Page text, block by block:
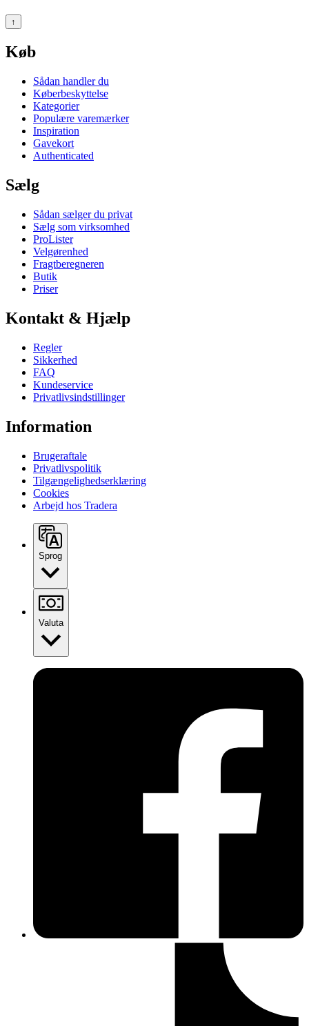
↑
Køb
Sådan handler du
Køberbeskyttelse
Kategorier
Populære varemærker
Inspiration
Gavekort
Authenticated
Sælg
Sådan sælger du privat
Sælg som virksomhed
ProLister
Velgørenhed
Fragtberegneren
Butik
Priser
Kontakt & Hjælp
Regler
Sikkerhed
FAQ
Kundeservice
Privatlivsindstillinger
Information
Brugeraftale
Privatlivspolitik
Tilgængelighedserklæring
Cookies
Arbejd hos Tradera
Sprog
Valuta